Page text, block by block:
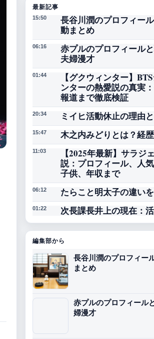
最新記事
15:50
長谷川潤のプロフィー
動まとめ
06:16
赤プルのプロフィール
夫婦漫才
01:44
【グクウィンター】
ンターの熱愛説の真実
報道まで徹底検証
20:34 ミイヒ活動休止の理由
15:47 木之内みどりとは？経
11:03
【2025年最新】サラジ
説：プロフィール、人
子供、年収まで
06:12 たらこと明太子の違い
01:22 次長課長井上の現在：
編集部から
長谷川潤のプロフィー
まとめ
赤プルのプロフィール
婦漫才